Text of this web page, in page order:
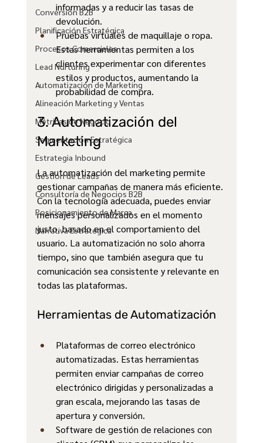
Conversión B2B
Planificación Estratégica
Procesos Comerciales
Lead Nurturing
Automatización de Marketing
Alineación Marketing y Ventas
Métricas de Negocio
Segmentación Estratégica
Estrategia Inbound
Gestión de Leads
Consultoría de Negocios B2B
Posicionamiento de Marca
Narrativa Estratégica
informadas y a reducir las tasas de
devolución.
Pruebas virtuales de maquillaje o ropa.
Estas herramientas permiten a los
clientes experimentar con diferentes
estilos y productos, aumentando la
probabilidad de compra.
3. Automatización del
Marketing
La automatización del marketing permite
gestionar campañas de manera más eficiente.
Con la tecnología adecuada, puedes enviar
mensajes personalizados en el momento
justo, basado en el comportamiento del
usuario. La automatización no solo ahorra
tiempo, sino que también asegura que tu
comunicación sea consistente y relevante en
todas las plataformas.
Herramientas de Automatización
Plataformas de correo electrónico
automatizadas. Estas herramientas
permiten enviar campañas de correo
electrónico dirigidas y personalizadas a
gran escala, mejorando las tasas de
apertura y conversión.
Software de gestión de relaciones con